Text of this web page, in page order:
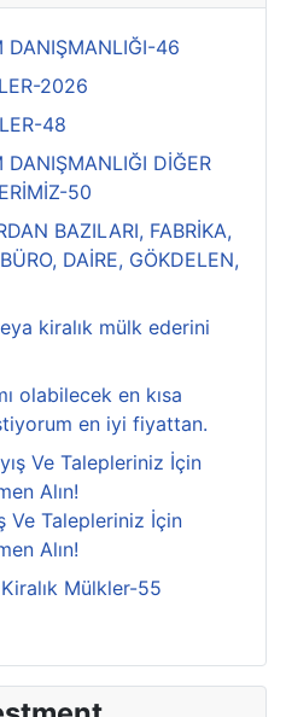
DANIŞMANLIĞI-46
2026
48
DANIŞMANLIĞI DİĞER
50
BAZILARI, FABRİKA,
DAİRE, GÖKDELEN,
kiralık mülk ederini
olabilecek en kısa
en iyi fiyattan.
Ve Talepleriniz İçin
Alın!
Mülkler-55